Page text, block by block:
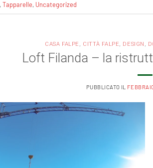
,Tapparelle, Uncategorized
CASA FALPE , CITTÀ FALPE, DESIGN ,
Loft Filanda – la
PUBBLICATO IL